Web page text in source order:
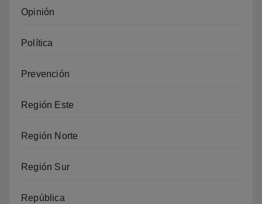
Opinión
Política
Prevención
Región Este
Región Norte
Región Sur
República